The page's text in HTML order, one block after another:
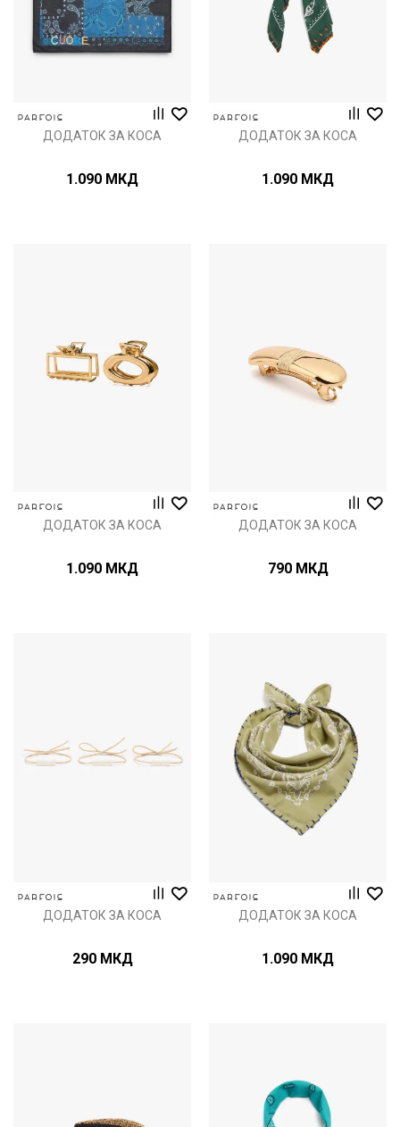
ДОДАТОК ЗА КОСА
1.090 МКД
ДОДАТОК ЗА КОСА
1.090 МКД
ДОДАТОК ЗА КОСА
1.090 МКД
ДОДАТОК ЗА КОСА
790 МКД
ДОДАТОК ЗА КОСА
290 МКД
ДОДАТОК ЗА КОСА
1.090 МКД